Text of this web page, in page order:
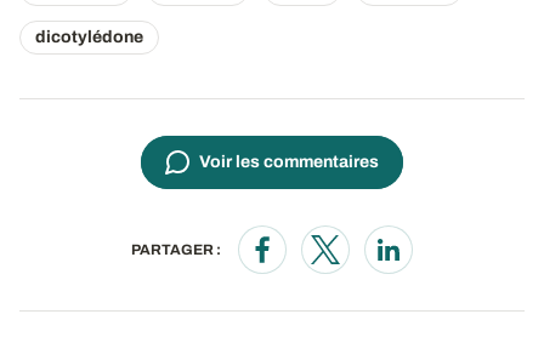
dicotylédone
Voir les commentaires
PARTAGER :
Opens in a new window
Opens in a new window
Opens in a new